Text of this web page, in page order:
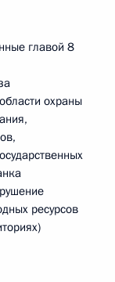
главой 8
охраны
ресурсов